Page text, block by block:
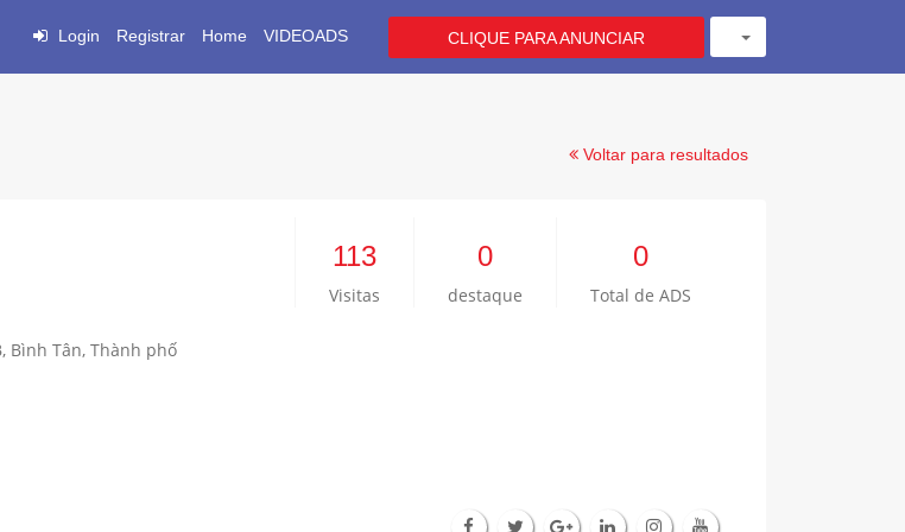
Login Registrar Home VIDEOADS CLIQUE PARA ANUNCIAR
Voltar para resultados
Bình Tân, Thành phố
113
Visitas
0
destaque
0
Total de ADS